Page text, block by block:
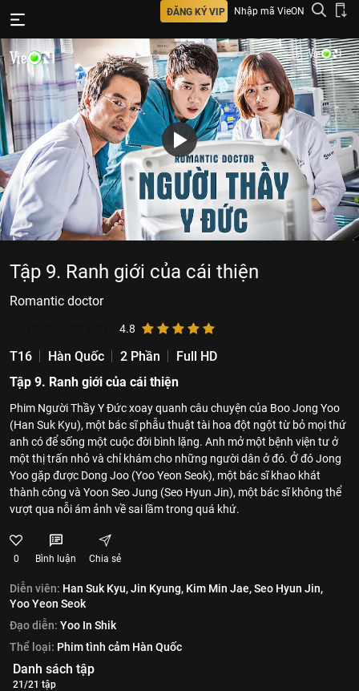
ĐĂNG KÝ VIP Nhập mã VieON
Tập 9. Ranh giới của cái thiện
Romantic doctor
4.8
T16 Hàn Quốc 2 Phần
Full HD
Tập 9. Ranh giới của cái thiện
Phim Người Thầy Y Đức xoay quanh câu chuyện của Boo Jong Yoo
(Han Suk Kyu), một bác sĩ phẫu thuật tài hoa đột ngột từ bỏ mọi thứ
anh có để sống một cuộc đời bình lặng. Anh mở một bệnh viện tư ở
một thị trấn nhỏ và chỉ khám cho những người dân ở đó. Ở đó Jong
Yoo gặp được Dong Joo (Yoo Yeon Seok), một bác sĩ khao khát
thành công và Yoon Seo Jung (Seo Hyun Jin), một bác sĩ không thể
vượt qua nỗi ám ảnh về sai lầm trong quá khứ.
0 Bình luận Chia sẻ
Diễn viên: Han Suk Kyu,Jin Kyung, Kim Min Jae,Seo Hyun Jin,
Yoo Yeon Seok
Đạo diễn: Yoo In Shik
Thể loại: Phim tình cảm Hàn Quốc
Danh sách tập
21/21 tập